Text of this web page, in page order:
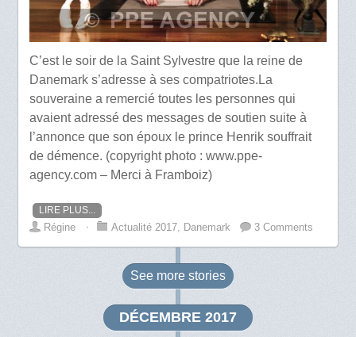
C’est le soir de la Saint Sylvestre que la reine de
Danemark s’adresse à ses compatriotes.La
souveraine a remercié toutes les personnes qui
avaient adressé des messages de soutien suite à
l’annonce que son époux le prince Henrik souffrait
de démence. (copyright photo : www.ppe-
agency.com – Merci à Framboiz)
LIRE PLUS...
Régine ⋅ Actualité 2017, Danemark 3 Comments
See more stories
DÉCEMBRE 2017